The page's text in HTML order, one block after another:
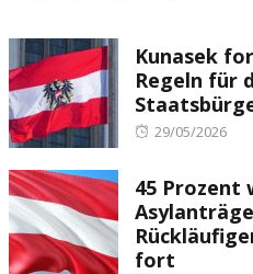
Kunasek
Regeln für
Posted
29/05/2026
45 Prozent
fort